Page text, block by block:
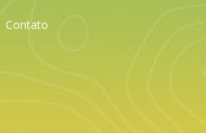
Contato